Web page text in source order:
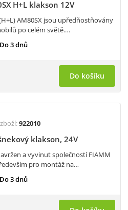
H+L klakson 12V
AM80SX jsou upředňostňovány
po celém světě.…
Do 3 dnů
Do košíku
922010
klakson, 24V
a vyvinut společností FIAMM
pro montáž na…
Do 3 dnů